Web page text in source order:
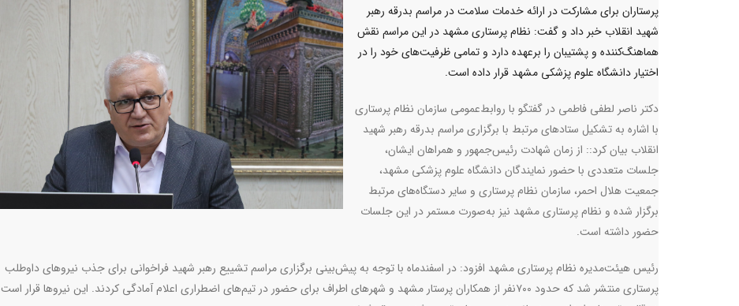
پرستاران برای مشارکت در ارائه خدمات سلامت در مراسم بدرقه رهبر
شهید انقلاب خبر داد و گفت: نظام پرستاری مشهد در این مراسم نقش
هماهنگ‌کننده و پشتیبان را برعهده دارد و تمامی ظرفیت‌های خود را در
اختیار دانشگاه علوم پزشکی مشهد قرار داده است.
دکتر ناصر لطفی فاطمی در گفتگو با روابط‌عمومی سازمان نظام پرستاری
با اشاره به تشکیل ستادهای مرتبط با برگزاری مراسم بدرقه رهبر شهید
انقلاب بیان کرد:: از زمان شهادت رئیس‌جمهور و همراهان ایشان،
جلسات متعددی با حضور نمایندگان دانشگاه علوم پزشکی مشهد،
جمعیت هلال احمر، سازمان نظام پرستاری و سایر دستگاه‌های مرتبط
برگزار شده و نظام پرستاری مشهد نیز به‌صورت مستمر در این جلسات
حضور داشته است.
رئیس هیئت‌مدیره نظام پرستاری مشهد افزود: در اسفندماه با توجه به پیش‌بینی برگزاری مراسم تشییع رهبر شهید فراخوانی برای جذب نیروهای داوطلب
پرستاری منتشر شد که حدود ۷۰۰نفر از همکاران پرستار مشهد و شهرهای اطراف برای حضور در تیم‌های اضطراری اعلام آمادگی کردند. این نیروها قرار است